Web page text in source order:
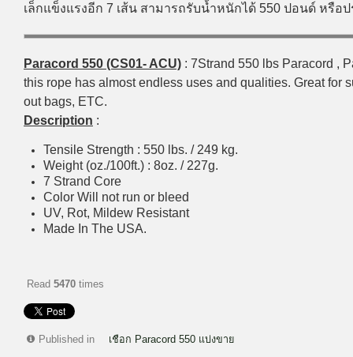
เล็กแข็งแรงอีก 7 เส้น สามารถรับน้ำหนักได้ 550 ปอนด์ หรือ
Paracord 550 (CS01- ACU) : 7Strand 550 lbs Paracord ,
this rope has almost endless uses and qualities. Great for
out bags, ETC.
Description :
Tensile Strength : 550 lbs. / 249 kg.
Weight (oz./100ft.) : 8oz. / 227g.
7 Strand Core
Color Will not run or bleed
UV, Rot, Mildew Resistant
Made In The USA.
Read 5470 times
Published in เชือก Paracord 550 แบ่งขาย